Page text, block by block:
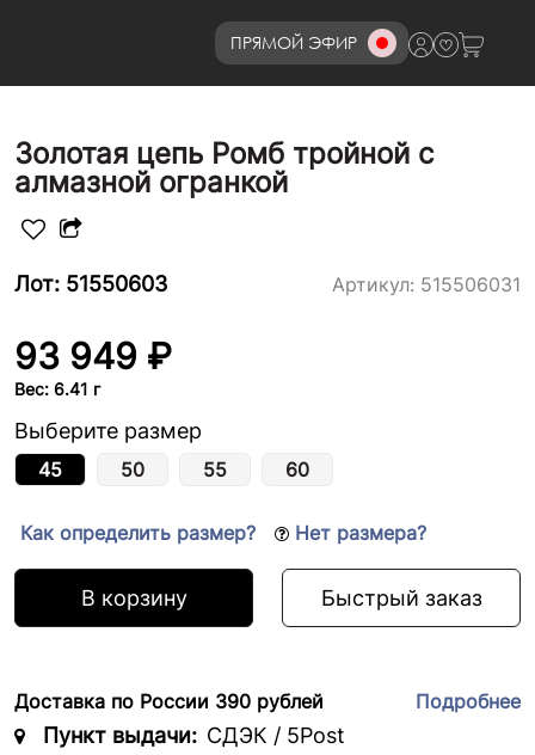
ПРЯМОЙ ЭФИР8 (800)777-72-69
Золотая цепь Ромб тройной с
алмазной огранкой
Лот: 51550603 Артикул: 515506031
93 949 ₽
Вес: 6.41 г
Выберите размер
45 50 55 60
Как определить размер? Нет размера?
В корзину Быстрый заказ
Доставка по России 390 рублей Подробнее
Пункт выдачи: СДЭК / 5Post